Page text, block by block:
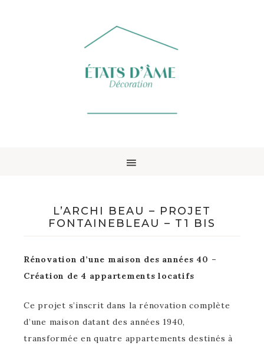
L’ARCHI BEAU – PROJET
FONTAINEBLEAU – T1 BIS
Rénovation d’une maison des années 40 –
Création de 4 appartements locatifs
Ce projet s’inscrit dans la rénovation complète
d’une maison datant des années 1940,
transformée en quatre appartements destinés à